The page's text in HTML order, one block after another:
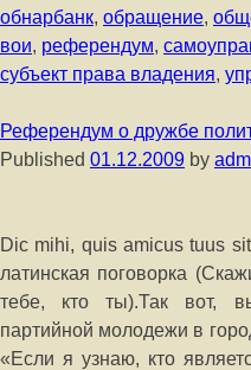
обнарбанк, обращение,
вои, референдум,
субъект права владения,
Референдум о дружбе
Published 01.12.2009 by
Dic mihi, quis amicus tuus
латинская поговорка
тебе, кто ты).Так вот,
партийной молодежи в
«Если я узнаю, кто